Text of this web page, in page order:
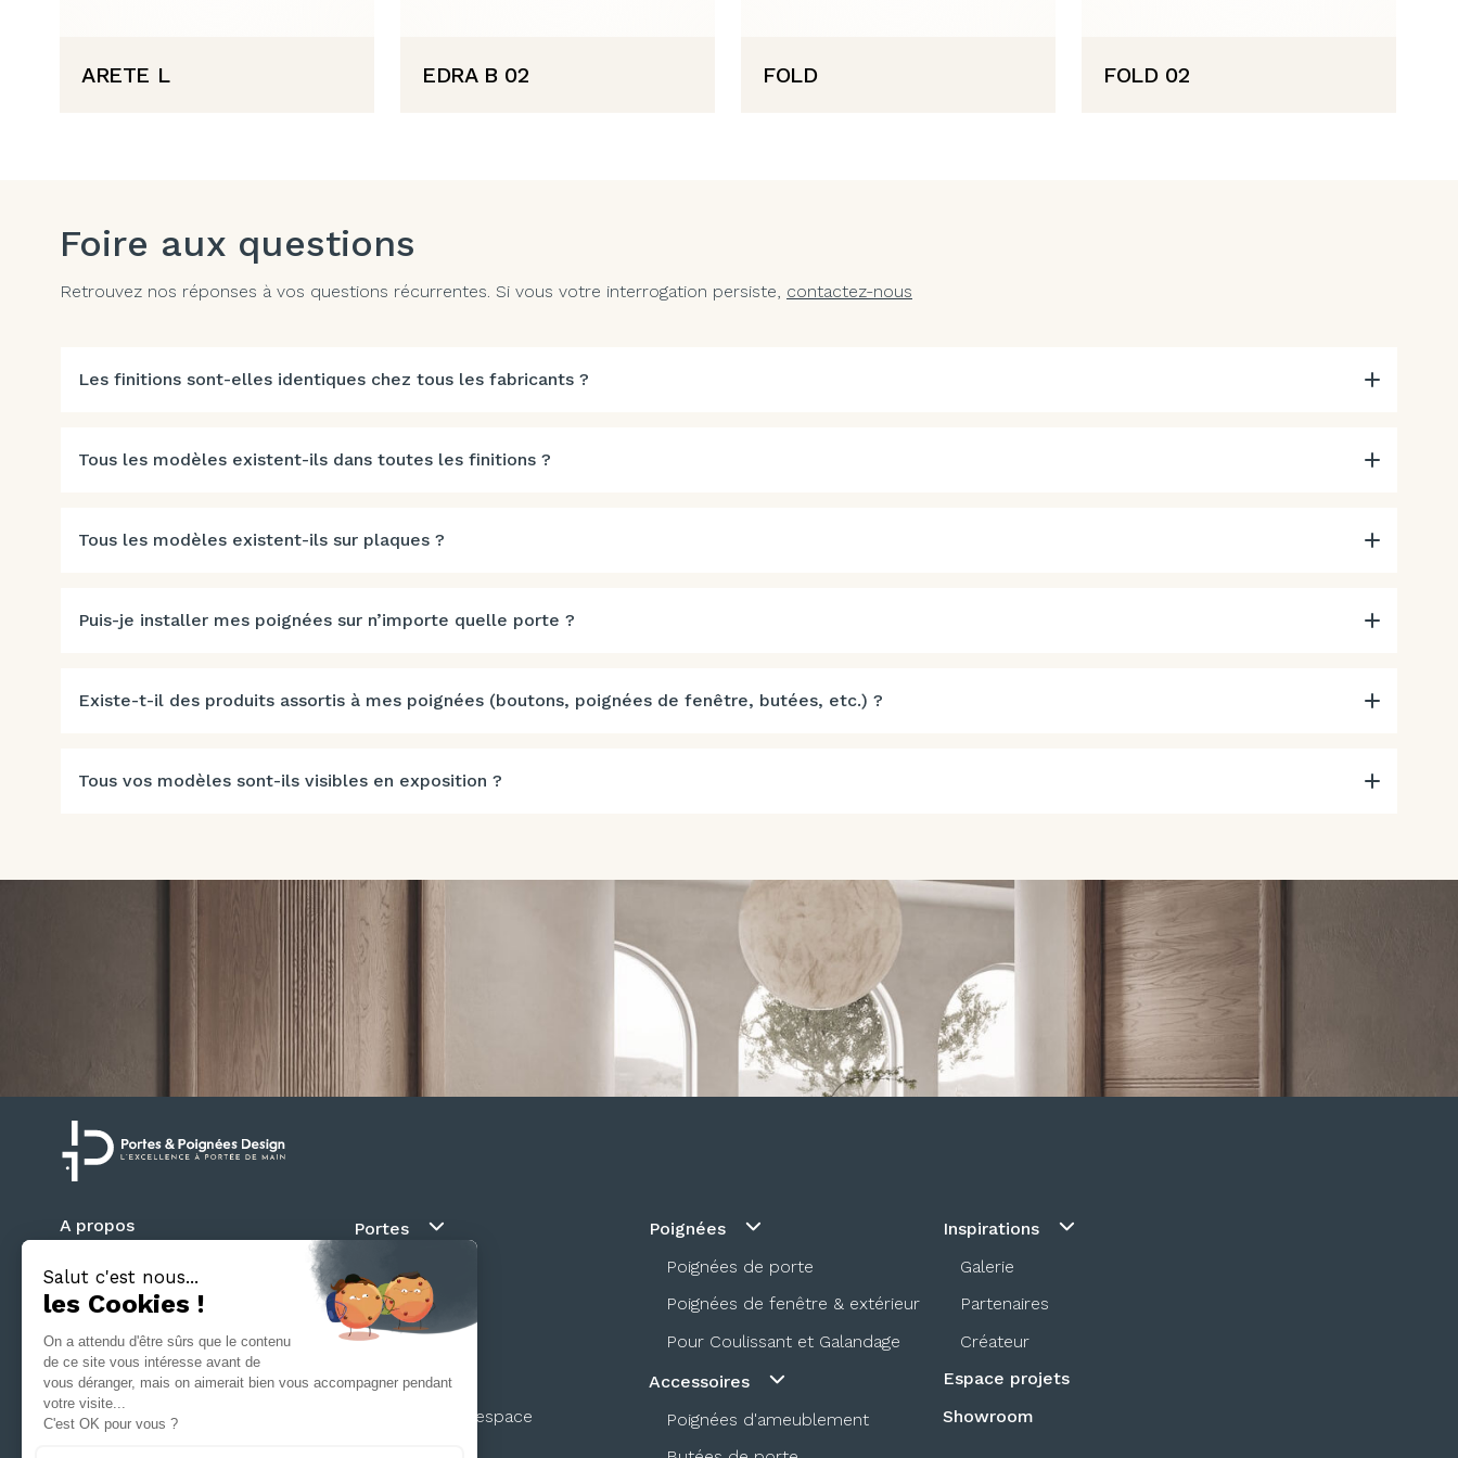
ARETE L EDRA B 02 FOLD FOLD 02
Foire aux questions
Retrouvez nos réponses à vos questions récurrentes. Si vous votre interrogation persiste, contactez-nous
Les finitions sont-elles identiques chez tous les fabricants ?
Tous les modèles existent-ils dans toutes les finitions ?
Tous les modèles existent-ils sur plaques ?
Puis-je installer mes poignées sur n’importe quelle porte ?
Existe-t-il des produits assortis à mes poignées (boutons, poignées de fenêtre, butées, etc.) ?
Tous vos modèles sont-ils visibles en exposition ?
Portes
Battante
Coulissante
Galandage
Séparation d’espace
Poignées
Poignées de porte
Poignées de fenêtre & extérieur
Pour Coulissant et Galandage
Accessoires
Poignées d'ameublement
Inspirations
Galerie
Partenaires
Créateur
Espace projets
Showroom
A propos
Contact
Suivez nous